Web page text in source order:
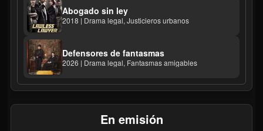
Abogado sin ley
2018 | Drama legal, Justicieros urbanos
Defensores de fantasmas
2026 | Drama legal, Fantasmas amigables
En emisión